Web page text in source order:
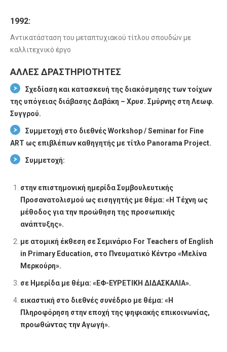
1992:
Αντικατάσταση του μεταπτυχιακού τίτλου σπουδών με
καλλιτεχνικό έργο
ΑΛΛΕΣ ΔΡΑΣΤΗΡΙΟΤΗΤΕΣ
Σχεδίαση και κατασκευή της διακόσμησης των τοίχων
της υπόγειας διάβασης Δαβάκη – Χρυσ. Σμύρνης στη Λεωφ.
Συγγρού.
Συμμετοχή στο διεθνές Workshop / Seminar for Fine
ART ως επιβλέπων καθηγητής με τίτλο Panorama Project.
Συμμετοχή:
στην επιστημονική ημερίδα Συμβουλευτικής 
Προσανατολισμού ως εισηγητής με θέμα: «Η Τέχνη ως
μέθοδος για την προώθηση της προσωπικής
ανάπτυξης».
με ατομική έκθεση σε Σεμινάριο For Teachers of English
in Primary Education, στο Πνευματικό Κέντρο «Μελίνα
Μερκούρη».
σε Ημερίδα με θέμα: «ΕΦ-ΕΥΡΕΤΙΚΗ ΔΙΔΑΣΚΑΛΙΑ».
εικαστική στο διεθνές συνέδριο με θέμα: «Η
Πληροφόρηση στην εποχή της ψηφιακής επικοινωνίας,
προωθώντας την Αγωγή».